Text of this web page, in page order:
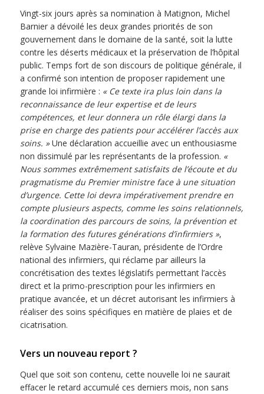
Vingt-six jours après sa nomination à Matignon, Michel
Barnier a dévoilé les deux grandes priorités de son
gouvernement dans le domaine de la santé, soit la lutte
contre les déserts médicaux et la préservation de l’hôpital
public. Temps fort de son discours de politique générale, il
a confirmé son intention de proposer rapidement une
grande loi infirmière : « Ce texte ira plus loin dans la
reconnaissance de leur expertise et de leurs
compétences, et leur donnera un rôle élargi dans la
prise en charge des patients pour accélérer l’accès aux
soins. »Une déclaration accueillie avec un enthousiasme
non dissimulé par les représentants de la profession. «
Nous sommes extrêmement satisfaits de l’écoute et du
pragmatisme du Premier ministre face à une situation
d’urgence. Cette loi devra impérativement prendre en
compte plusieurs aspects, comme les soins relationnels,
la coordination des parcours de soins, la prévention et
la formation des futures générations d’infirmiers »,
relève Sylvaine Mazière-Tauran, présidente de l’Ordre
national des infirmiers, qui réclame par ailleurs la
concrétisation des textes législatifs permettant l’accès
direct et la primo-prescription pour les infirmiers en
pratique avancée, et un décret autorisant les infirmiers à
réaliser des soins spécifiques en matière de plaies et de
cicatrisation.
Vers un nouveau report ?
Quel que soit son contenu, cette nouvelle loi ne saurait
effacer le retard accumulé ces derniers mois, non sans